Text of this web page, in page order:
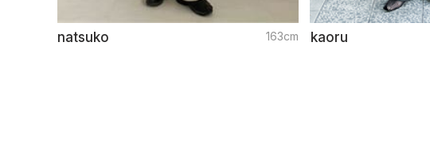
natsuko 163cm kaoru